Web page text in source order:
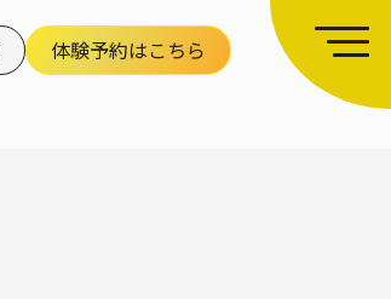
体験予約はこちら